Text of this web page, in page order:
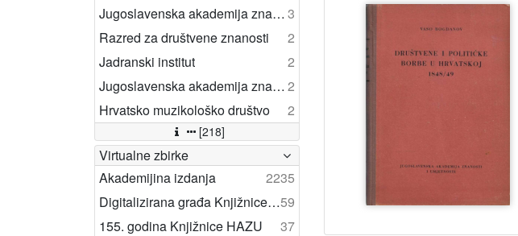
Jugoslavenska akademija znanosti i umjetnosti. Matematičko-prirodoslovni razred (Zagreb)3
Razred za društvene znanosti
2
Jadranski institut
2
Jugoslavenska akademija znanosti i umjetnosti2
Hrvatsko muzikološko društvo
2
[218]
Virtualne zbirke
Akademijina izdanja
2235
Digitalizirana građa Knjižnice Strossmayerove galerije59
155. godina Knjižnice HAZU
37